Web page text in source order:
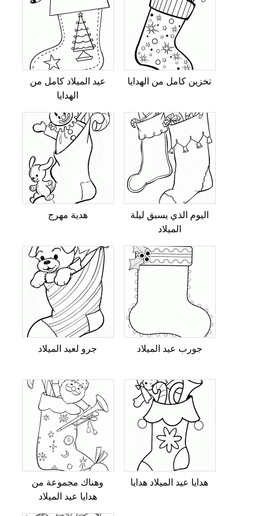
عيد الميلاد كامل من
الهدايا
تخزين كامل من الهدايا
هدية مهرج
اليوم الذي يسبق ليلة
الميلاد
جرو لعيد الميلاد جورب عيد الميلاد
وهناك مجموعة من
هدايا عيد الميلاد
هدايا عيد الميلاد هدايا